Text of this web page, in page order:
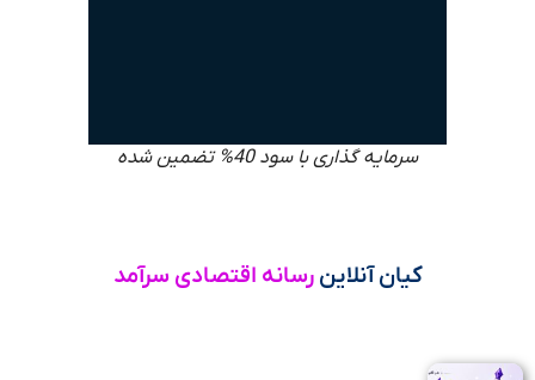
سرمایه گذاری با سود 40% تضمین شده
کیان آنلاین رسانه اقتصادی سرآمد